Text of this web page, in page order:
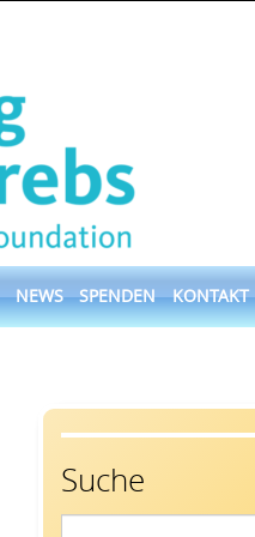
NEWS SPENDEN KONTAKT
Suche